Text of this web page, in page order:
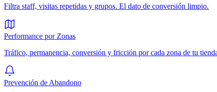
Filtra staff, visitas repetidas y grupos. El dato de conversión limpio.
Performance por Zonas
Tráfico, permanencia, conversión y fricción por cada zona de tu
Prevención de Abandono